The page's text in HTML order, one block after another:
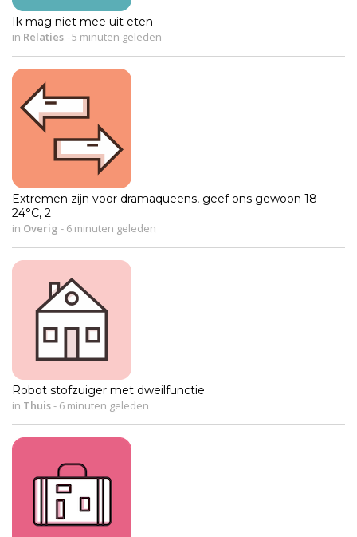
Ik mag niet mee uit eten
in Relaties-5 minuten geleden
Extremen zijn voor dramaqueens, geef ons gewoon 18-
24°C, 2
in Overig - 6 minuten geleden
Robot stofzuiger met dweilfunctie
in Thuis- 6 minuten geleden